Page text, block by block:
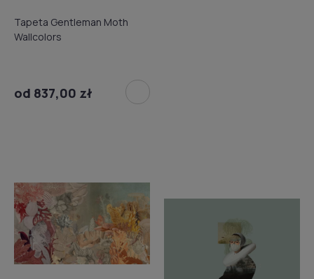
Tapeta Gentleman Moth
Wallcolors
od 837,00 zł